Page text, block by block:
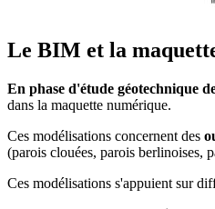
Le BIM et la
En phase d'étude géotechnique
dans la maquette numérique.
Ces modélisations concernent des
(parois clouées, parois berlinoises,
Ces modélisations s'appuient sur